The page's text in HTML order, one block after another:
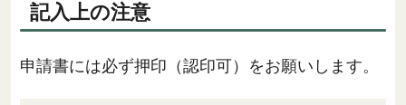
記入上の注意
申請書には必ず押印（認印可）をお願いします。